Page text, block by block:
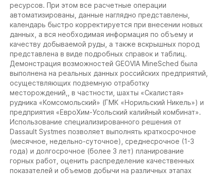
ресурсов. При этом все расчетные операции
автоматизированы, данные наглядно представлены,
календарь быстро корректируется при внесении новых
данных, а вся необходимая информация по объему и
качеству добываемой руды, а также вскрышных пород
представлена в виде подробных справок и таблиц.
Демонстрация возможностей GEOVIA MineSched была
выполнена на реальных данных российских предприятий,
осуществляющих подземную отработку
месторождений,, в частности, шахты «Скалистая»
рудника «Комсомольский» (ГМК «Норильский Никель») и
предприятия «ЕвроХим-Усольский калийный комбинат».
Использование специализированного решения от
Dassault Systmes позволяет выполнять краткосрочное
(месячное, недельно-суточное), среднесрочное (1-3
года) и долгосрочное (более 3 лет) планирование
горных работ, оценить распределение качественных
показателей и объемов добычи на различных этапах